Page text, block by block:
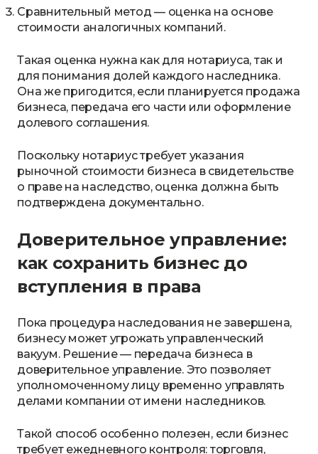
Сравнительный метод — оценка на основе
стоимости аналогичных компаний.
Такая оценка нужна как для нотариуса, так и
для понимания долей каждого наследника.
Она же пригодится, если планируется продажа
бизнеса, передача его части или оформление
долевого соглашения.
Поскольку нотариус требует указания
рыночной стоимости бизнеса в свидетельстве
о праве на наследство, оценка должна быть
подтверждена документально.
Доверительное управление:
как сохранить бизнес до
вступления в права
Пока процедура наследования не завершена,
бизнесу может угрожать управленческий
вакуум. Решение — передача бизнеса в
доверительное управление. Это позволяет
уполномоченному лицу временно управлять
делами компании от имени наследников.
Такой способ особенно полезен, если бизнес
требует ежедневного контроля: торговля,